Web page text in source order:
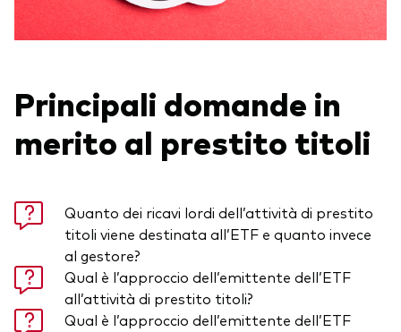
Principali domande in
merito al prestito titoli
Quanto dei ricavi lordi dell’attività di prestito
titoli viene destinata all’ETF e quanto invece
al gestore?
Qual è l’approccio dell’emittente dell’ETF
all’attività di prestito titoli?
Qual è l’approccio dell’emittente dell’ETF